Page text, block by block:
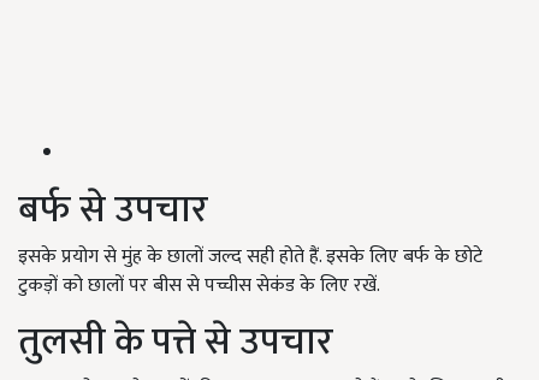
बर्फ से उपचार
इसके प्रयोग से मुंह के छालों जल्द सही होते हैं. इसके लिए बर्फ के छोटे
टुकड़ों को छालों पर बीस से पच्चीस सेकंड के लिए रखें.
तुलसी के पत्ते से उपचार